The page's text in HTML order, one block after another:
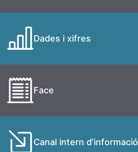
Dades i xifres
Face
Canal intern d’informació